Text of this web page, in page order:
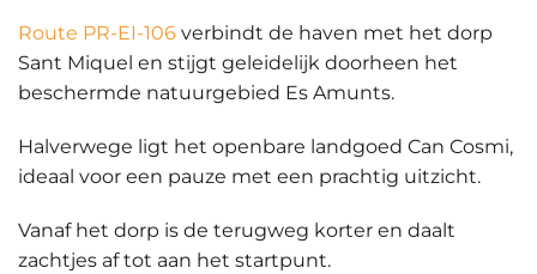
Route PR-EI-106 verbindt de haven met het dorp
Sant Miquel en stijgt geleidelijk doorheen het
beschermde natuurgebied Es Amunts.
Halverwege ligt het openbare landgoed Can Cosmi,
ideaal voor een pauze met een prachtig uitzicht.
Vanaf het dorp is de terugweg korter en daalt
zachtjes af tot aan het startpunt.